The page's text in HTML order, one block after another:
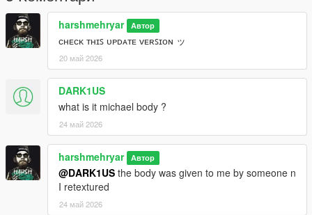
harshmehryar Автор
ᴄʜᴇᴄᴋ ᴛʜɪꜱ ᴜᴘᴅᴀᴛᴇ ᴠᴇʀꜱɪᴏɴ ッ
20 май 2026
DARK1US
what is it michael body ?
24 май 2026
harshmehryar Автор
@DARK1US the body was given to me by someone n
I retextured
24 май 2026